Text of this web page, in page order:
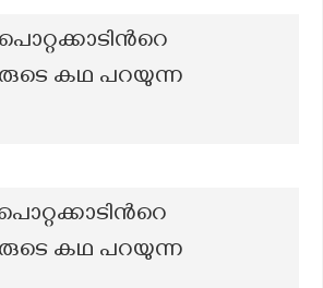
കഥ പറയുന്ന
കഥ പറയുന്ന